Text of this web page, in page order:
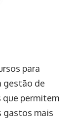
para
gestão de
que permitem
gastos mais